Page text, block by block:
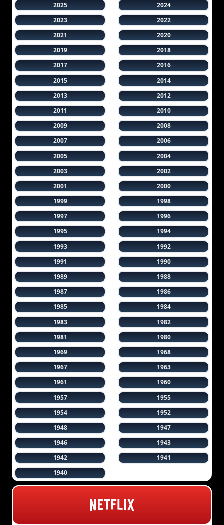
2025
2024
2023
2022
2021
2020
2019
2018
2017
2016
2015
2014
2013
2012
2011
2010
2009
2008
2007
2006
2005
2004
2003
2002
2001
2000
1999
1998
1997
1996
1995
1994
1993
1992
1991
1990
1989
1988
1987
1986
1985
1984
1983
1982
1981
1980
1969
1968
1967
1963
1961
1960
1957
1955
1954
1952
1948
1947
1946
1943
1942
1941
1940